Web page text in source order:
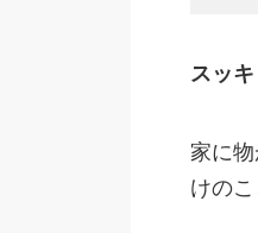
スッキ
家に
けのこ